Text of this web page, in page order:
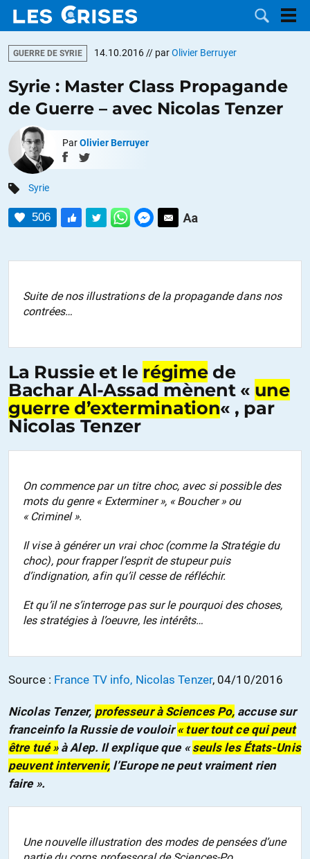
LES
DOSSIERS
CATÉGORIES
MOTS CLÉS
NOUS
FAIRE UN
GUERRE DE SYRIE 14.10.2016 // parOlivier Berruyer
Syrie : Master Class Propagande
de Guerre – avec Nicolas Tenzer
ParOlivier Berruyer
Syrie
506
Suite de nos illustrations de la propagande dans nos
contrées…
La Russie et le régimede
Bachar Al-Assad mènent « une
guerre d’extermination« , par
Nicolas Tenzer
On commence par un titre choc, avec si possible des
mots du genre « Exterminer », « Boucher » ou
« Criminel ».
Il vise à générer un vrai choc (comme la Stratégie du
choc), pour frapper l’esprit de stupeur puis
d’indignation, afin qu’il cesse de réfléchir.
Et qu’il ne s’interroge pas sur le pourquoi des choses,
les stratégies à l’oeuvre, les intérêts…
Source : France TV info, Nicolas Tenzer, 04/10/2016
Nicolas Tenzer, professeur à Sciences Po, accuse sur
franceinfo la Russie de vouloir« tuer tout ce qui peut
être tué »à Alep. Il explique que «seuls les États-Unis
peuvent intervenir,l’Europe ne peut vraiment rien
faire ».
Une nouvelle illustration des modes de pensées d’une